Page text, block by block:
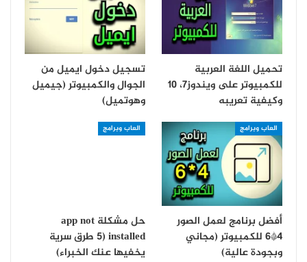
تحميل اللغة العربية
للكمبيوتر على ويندوز7، 10
وكيفية تعريبه
تسجيل دخول ايميل من
الجوال والكمبيوتر (جيميل
وهوتميل)
العاب وبرامج
أفضل برنامج لعمل الصور
4*6 للكمبيوتر (مجاني
وبجودة عالية)
العاب وبرامج
حل مشكلة app not
installed (5 طرق سرية
يخفيها عنك الخبراء)